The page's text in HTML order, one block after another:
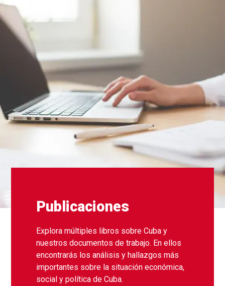
Publicaciones
Explora múltiples libros sobre Cuba y
nuestros documentos de trabajo. En ellos
encontrarás los análisis y hallazgos más
importantes sobre la situación económica,
social y política de Cuba.